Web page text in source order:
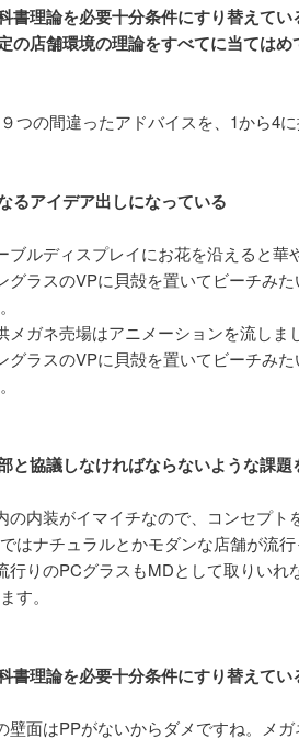
書理論を必要十分条件にすり替えてい
の店舗環境の理論をすべてに当てはめ
９つの間違ったアドバイスを、1から4に
るアイデア出しになっている
ブルディスプレイにお花を沿えると華
グラスのVPに貝殻を置いてビーチみ
メガネ売場はアニメーションを流しま
グラスのVPに貝殻を置いてビーチみ
と協議しなければならないような課題
の内装がイマイチなので、コンセプト
はナチュラルとかモダンな店舗が流行
行りのPCグラスもMDとして取りい
す。
書理論を必要十分条件にすり替えてい
壁面はPPがないからダメですね。メガ